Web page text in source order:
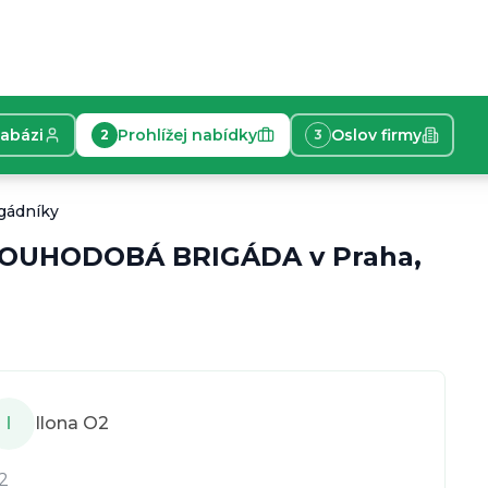
2 Prohlížej nabídky 3 Oslov firmy
BRIGÁDAv Praha,
I Ilona O2